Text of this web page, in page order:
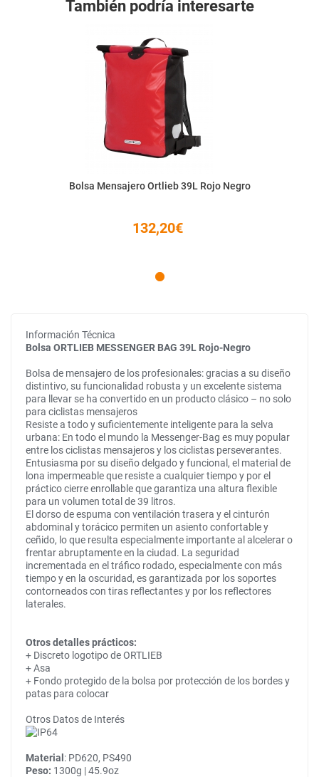
También podría interesarte
Bolsa Mensajero Ortlieb 39L Rojo Negro
132,20€
Información Técnica
Bolsa ORTLIEB MESSENGER BAG 39L Rojo-Negro
Bolsa de mensajero de los profesionales: gracias a su diseño
distintivo, su funcionalidad robusta y un excelente sistema
para llevar se ha convertido en un producto clásico – no solo
para ciclistas mensajeros
Resiste a todo y suficientemente inteligente para la selva
urbana: En todo el mundo la Messenger-Bag es muy popular
entre los ciclistas mensajeros y los ciclistas perseverantes.
Entusiasma por su diseño delgado y funcional, el material de
lona impermeable que resiste a cualquier tiempo y por el
práctico cierre enrollable que garantiza una altura flexible
para un volumen total de 39 litros.
El dorso de espuma con ventilación trasera y el cinturón
abdominal y torácico permiten un asiento confortable y
ceñido, lo que resulta especialmente importante al alcelerar o
frentar abruptamente en la ciudad. La seguridad
incrementada en el tráfico rodado, especialmente con más
tiempo y en la oscuridad, es garantizada por los soportes
contorneados con tiras reflectantes y por los reflectores
laterales.
Otros detalles prácticos:
+ Discreto logotipo de ORTLIEB
+ Asa
+ Fondo protegido de la bolsa por protección de los bordes y
patas para colocar
Otros Datos de Interés
Material : PD620, PS490
Peso: 1300g | 45.9oz